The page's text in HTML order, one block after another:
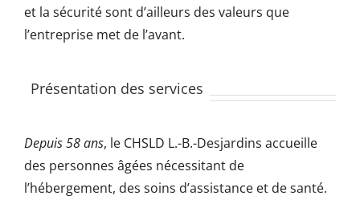
et la sécurité sont d’ailleurs des valeurs que
l’entreprise met de l’avant.
Présentation des services
Depuis 58 ans, le CHSLD L.-B.-Desjardins accueille
des personnes âgées nécessitant de
l’hébergement, des soins d’assistance et de santé.